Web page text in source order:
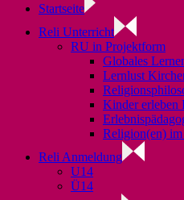
Startseite
Reli Unterricht
RU in Projektform
Globales
Lernlust
Kinder erleben
Religion(en) im
Reli Anmeldung
U14
Ü14